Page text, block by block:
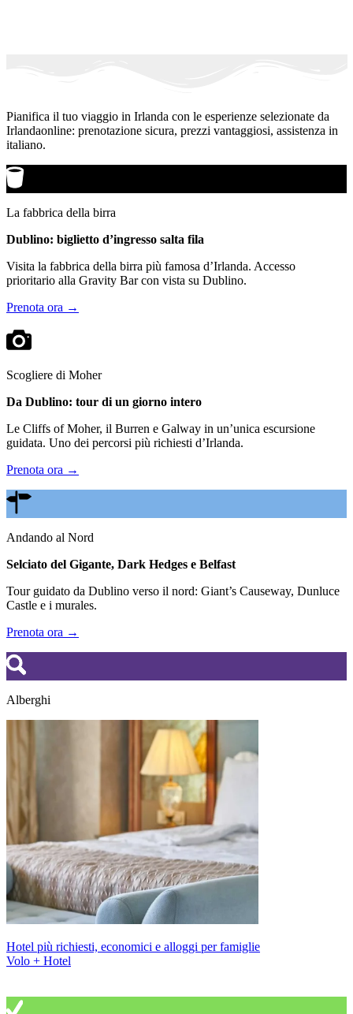
Pianifica il tuo viaggio in Irlanda con le esperienze selezionate da
Irlandaonline: prenotazione sicura, prezzi vantaggiosi, assistenza in
italiano.
La fabbrica della birra
Dublino: biglietto d’ingresso salta fila
Visita la fabbrica della birra più famosa d’Irlanda. Accesso
prioritario alla Gravity Bar con vista su Dublino.
Prenota ora →
Scogliere di Moher
Da Dublino: tour di un giorno intero
Le Cliffs of Moher, il Burren e Galway in un’unica escursione
guidata. Uno dei percorsi più richiesti d’Irlanda.
Prenota ora →
Andando al Nord
Selciato del Gigante, Dark Hedges e Belfast
Tour guidato da Dublino verso il nord: Giant’s Causeway, Dunluce
Castle e i murales.
Prenota ora →
Alberghi
Hotel più richiesti, economici e alloggi per famiglie
Volo + Hotel